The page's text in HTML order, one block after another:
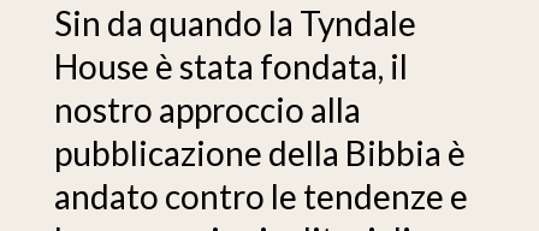
Sin da quando la Tyndale
House è stata fondata, il
nostro approccio alla
pubblicazione della Bibbia è
andato contro le tendenze e